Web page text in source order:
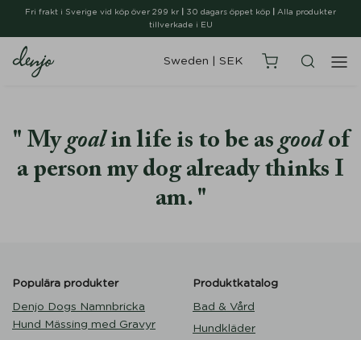
Fri frakt i Sverige vid köp över 299 kr 30 dagars öppet köp
Alla produkter
tillverkade i EU
Sweden SEK
Mygoalin life is to be as goodof
a person my dog already thinks I
am.
Populära produkter
Denjo Dogs Namnbricka
Hund Mässing med Gravyr
Produktkatalog
Bad & Vård
Hundkläder